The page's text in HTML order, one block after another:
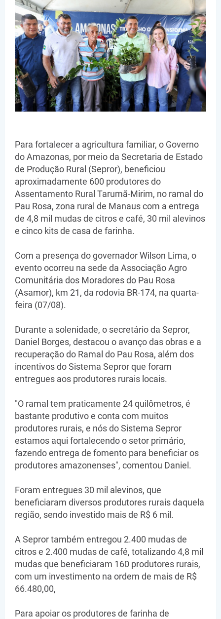
Para fortalecer a agricultura familiar, o Governo
do Amazonas, por meio da Secretaria de Estado
de Produção Rural (Sepror), beneficiou
aproximadamente 600 produtores do
Assentamento Rural Tarumã-Mirim, no ramal do
Pau Rosa, zona rural de Manaus com a entrega
de 4,8 mil mudas de citros e café, 30 mil alevinos
e cinco kits de casa de farinha.
Com a presença do governador Wilson Lima, o
evento ocorreu na sede da Associação Agro
Comunitária dos Moradores do Pau Rosa
(Asamor), km 21, da rodovia BR-174, na quarta-
feira (07/08).
Durante a solenidade, o secretário da Sepror,
Daniel Borges, destacou o avanço das obras e a
recuperação do Ramal do Pau Rosa, além dos
incentivos do Sistema Sepror que foram
entregues aos produtores rurais locais.
"O ramal tem praticamente 24 quilômetros, é
bastante produtivo e conta com muitos
produtores rurais, e nós do Sistema Sepror
estamos aqui fortalecendo o setor primário,
fazendo entrega de fomento para beneficiar os
produtores amazonenses", comentou Daniel.
Foram entregues 30 mil alevinos, que
beneficiaram diversos produtores rurais daquela
região, sendo investido mais de R$ 6 mil.
A Sepror também entregou 2.400 mudas de
citros e 2.400 mudas de café, totalizando 4,8 mil
mudas que beneficiaram 160 produtores rurais,
com um investimento na ordem de mais de R$
66.480,00,
Para apoiar os produtores de farinha de